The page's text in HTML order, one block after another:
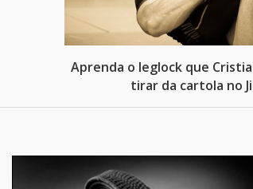
Aprenda o leglock que
tirar da cartola no